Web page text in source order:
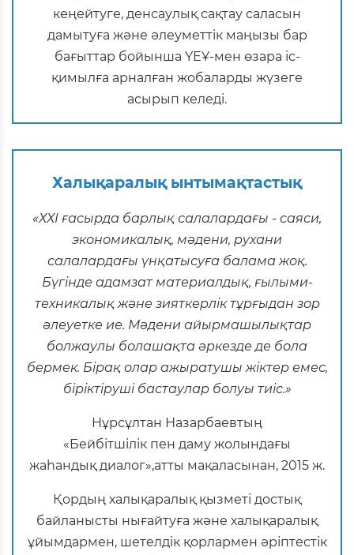
кеңейтуге, денсаулық сақтау саласын
дамытуға және әлеуметтік маңызы бар
бағыттар бойынша ҮЕҰ-мен өзара іс-
қимылға арналған жобаларды жүзеге
асырып келеді.
Халықаралық ынтымақтастық
«ХХІ ғасырда барлық салалардағы - саяси,
экономикалық, мәдени, рухани
салалардағы үнқатысуға балама жоқ.
Бүгінде адамзат материалдық, ғылыми-
техникалық және зияткерлік тұрғыдан зор
әлеуетке ие. Мәдени айырмашылықтар
болжаулы болашақта әркезде де бола
бермек. Бірақ олар ажыратушы жіктер емес,
біріктіруші бастаулар болуы тиіс.»
Нұрсұлтан Назарбаевтың
«Бейбітшілік пен даму жолындағы
жаһандық диалог»,атты мақаласынан, 2015 ж.
Қордың халықаралық қызметі достық
байланысты нығайтуға және халықаралық
ұйымдармен, шетелдік қорлармен әріптестік